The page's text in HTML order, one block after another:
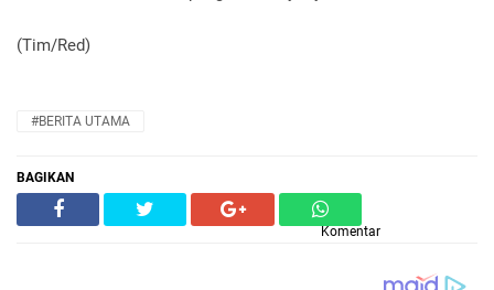
(Tim/Red)
#BERITA UTAMA
BAGIKAN
Komentar